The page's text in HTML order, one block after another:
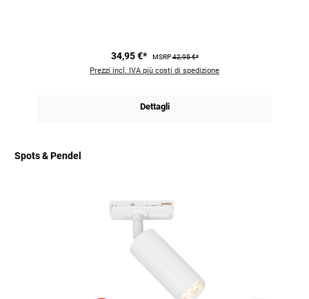
34,95 €* MSRP42,95 €*
Prezzi incl. IVA più costi di spedizione
Dettagli
Spots & Pendel